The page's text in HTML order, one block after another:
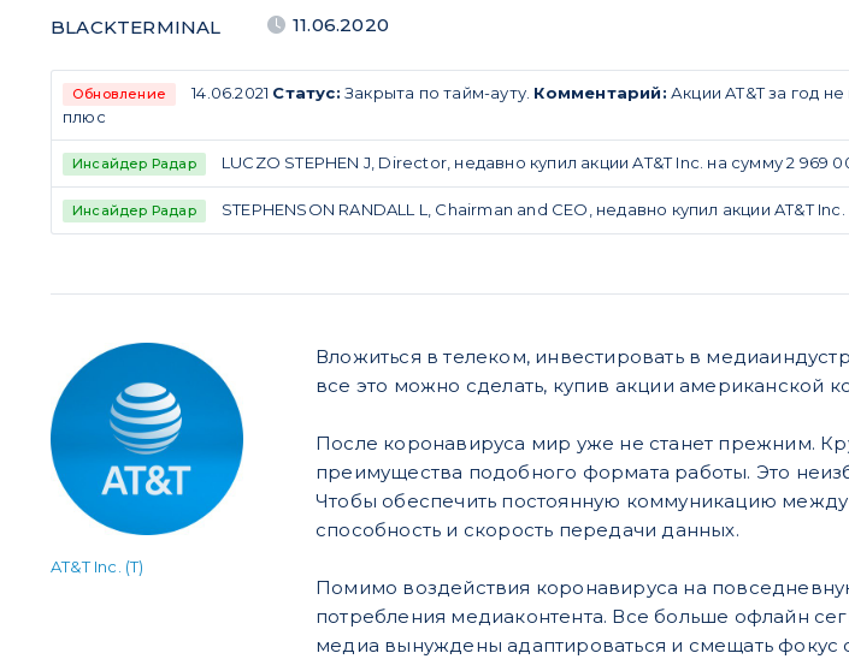
BLACKTERMINAL 11.06.2020
Обновление 14.06.2021 Статус: Закрыта по тайм-ауту. Комментарий: Акции AT&T за год
плюс
Инсайдер Радар LUCZO STEPHEN J, Director, недавно купил акции AT&T Inc. на сумму 2 969
Инсайдер Радар STEPHENSON RANDALL L, Chairman and CEO, недавно купил акции AT&T
AT&T Inc. (T)
Вложиться в телеком, инвестировать в
все это можно сделать, купив акции американской
После коронавируса мир уже не станет прежним.
преимущества подобного формата работы. Это
Чтобы обеспечить постоянную коммуникацию
способность и скорость передачи данных.
Помимо воздействия коронавируса на
потребления медиаконтента. Все больше офлайн
медиа вынуждены адаптироваться и смещать фокус